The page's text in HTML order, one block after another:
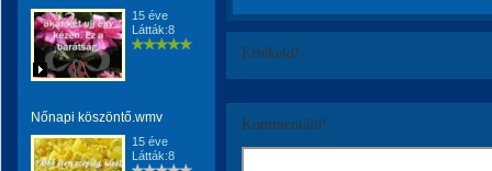
15 éve
Látták:8
Nőnapi köszöntő.wmv
15 éve
Látták:8
Értékeld!
Kommentáld!